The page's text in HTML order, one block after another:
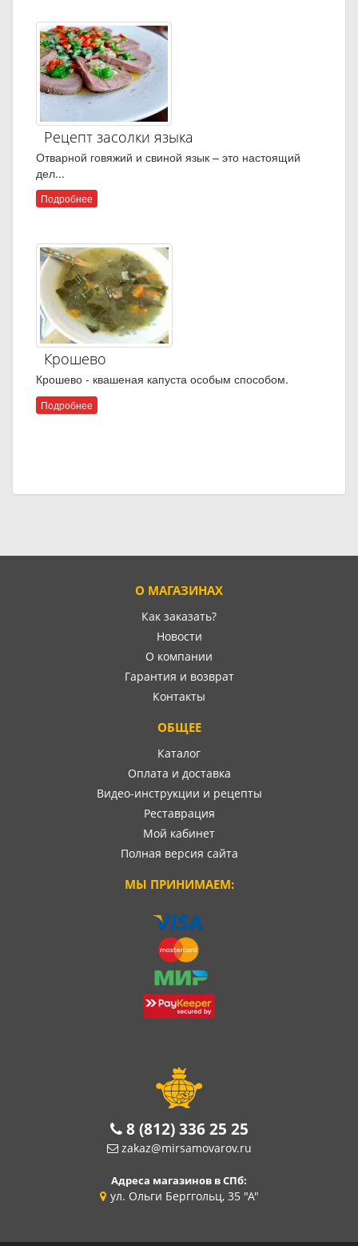
Рецепт засолки языка
Отварной говяжий и свиной язык – это настоящий
дел...
Подробнее
Крошево
Крошево - квашеная капуста особым способом.
Подробнее
О МАГАЗИНАХ
Как заказать?
Новости
О компании
Гарантия и возврат
Контакты
ОБЩЕЕ
Каталог
Оплата и доставка
Видео-инструкции и рецепты
Реставрация
Мой кабинет
Полная версия сайта
МЫ ПРИНИМАЕМ:
8 (812) 336 25 25
zakaz@mirsamovarov.ru
Адреса магазинов в СПб:
ул. Ольги Берггольц, 35 "А"